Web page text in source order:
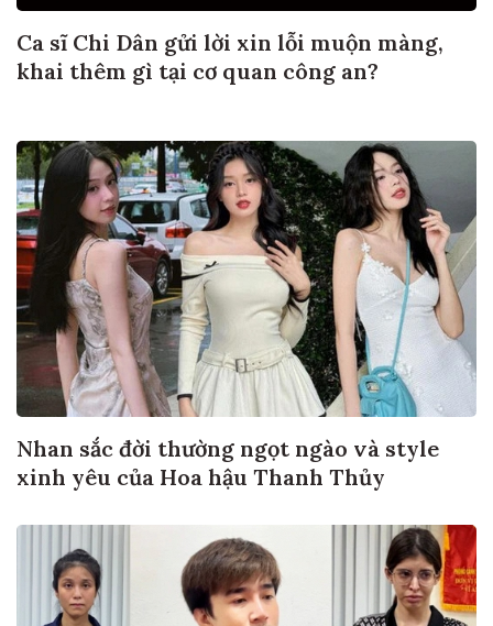
Ca sĩ Chi Dân gửi lời xin lỗi muộn màng,
khai thêm gì tại cơ quan công an?
Nhan sắc đời thường ngọt ngào và style
xinh yêu của Hoa hậu Thanh Thủy